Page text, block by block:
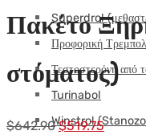
Superdrol
Προφορική
Τεστοστερόνη από
Turinabol
Winstrol
Πακέτο
στόματος)
$642.90Αρχική
$519.75Η